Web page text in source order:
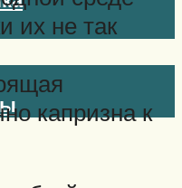
их не так
капризна к